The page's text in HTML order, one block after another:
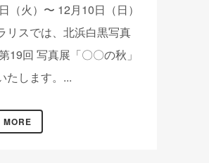
（火）〜 12月10日（日）
リスでは、北浜白黒写真
19回 写真展「〇〇の秋」
たします。...
MORE